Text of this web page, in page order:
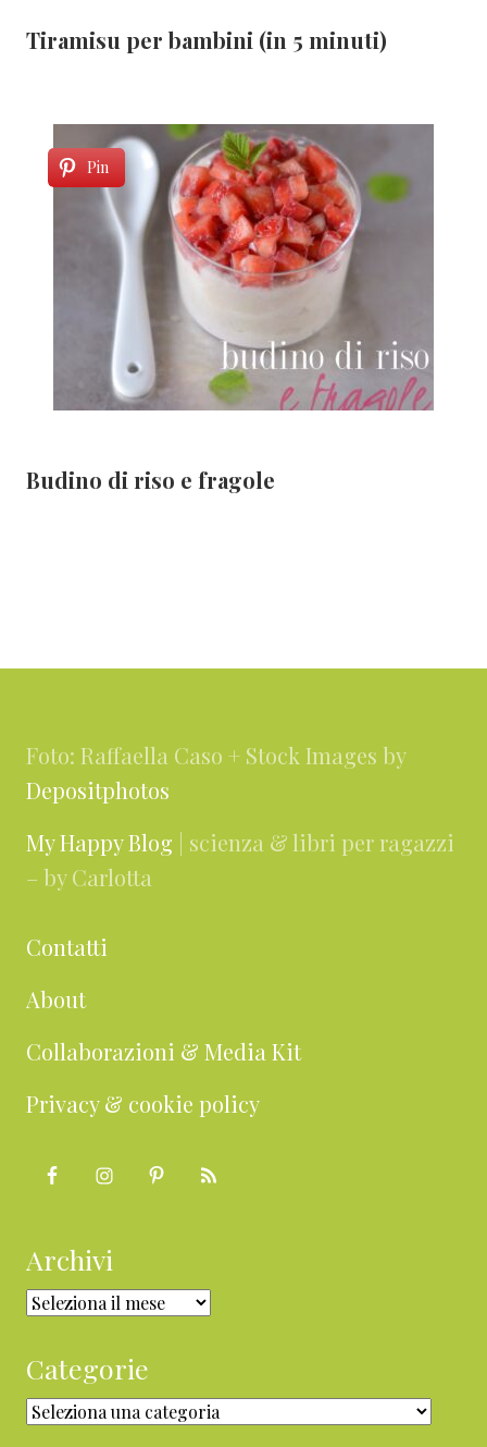
Tiramisu per bambini (in 5 minuti)
Pin
Budino di riso e fragole
Foto: Raffaella Caso + Stock Images by
Depositphotos
My Happy Blog | scienza & libri per ragazzi
– by Carlotta
Contatti
About
Collaborazioni & Media Kit
Privacy & cookie policy
Archivi
Archivi
Categorie
Categorie